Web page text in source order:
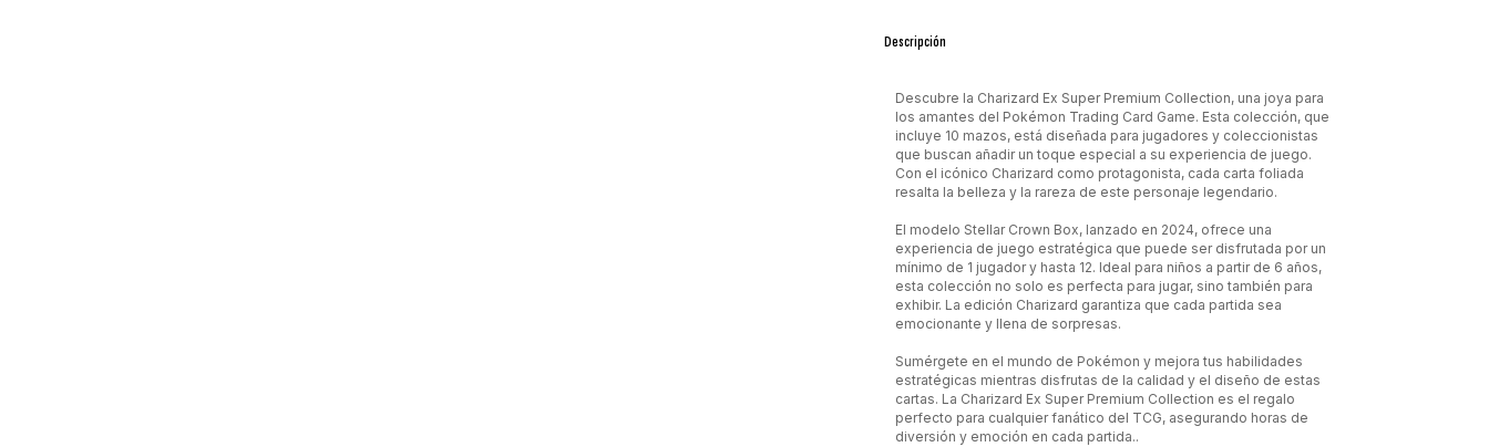
Descripción
Descubre la Charizard Ex Super Premium Collection, una joya para
los amantes del Pokémon Trading Card Game. Esta colección, que
incluye 10 mazos, está diseñada para jugadores y coleccionistas
que buscan añadir un toque especial a su experiencia de juego.
Con el icónico Charizard como protagonista, cada carta foliada
resalta la belleza y la rareza de este personaje legendario.
El modelo Stellar Crown Box, lanzado en 2024, ofrece una
experiencia de juego estratégica que puede ser disfrutada por un
mínimo de 1 jugador y hasta 12. Ideal para niños a partir de 6 años,
esta colección no solo es perfecta para jugar, sino también para
exhibir. La edición Charizard garantiza que cada partida sea
emocionante y llena de sorpresas.
Sumérgete en el mundo de Pokémon y mejora tus habilidades
estratégicas mientras disfrutas de la calidad y el diseño de estas
cartas. La Charizard Ex Super Premium Collection es el regalo
perfecto para cualquier fanático del TCG, asegurando horas de
diversión y emoción en cada partida..